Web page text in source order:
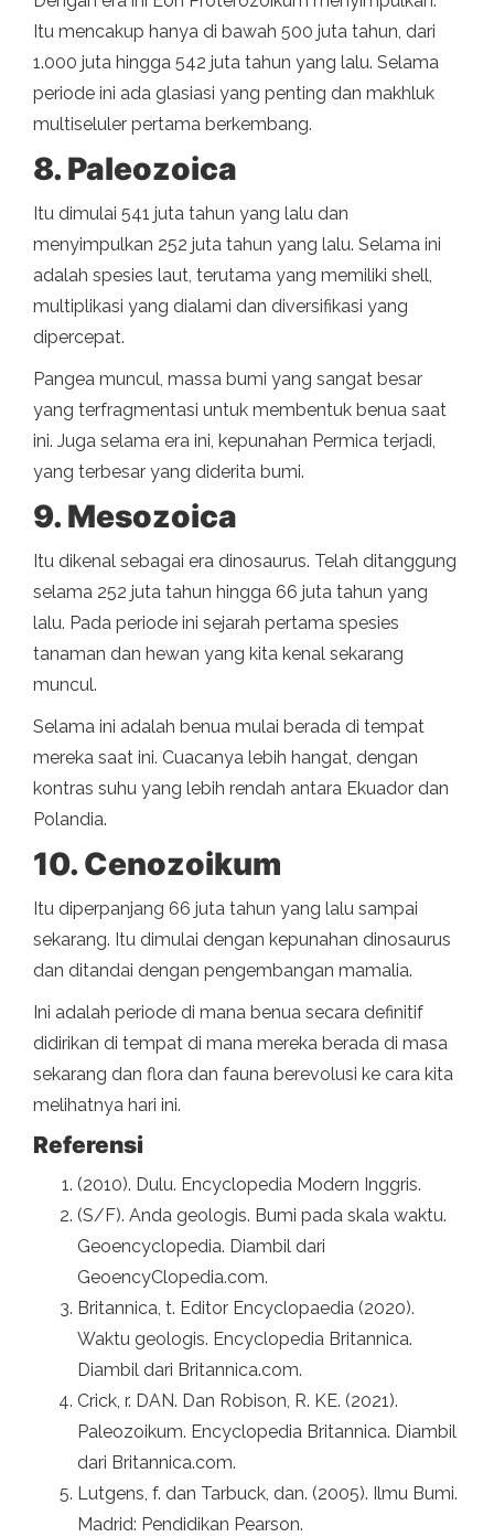
Itu mencakup hanya di bawah 500 juta tahun, dari
1.000 juta hingga 542 juta tahun yang lalu. Selama
periode ini ada glasiasi yang penting dan makhluk
multiseluler pertama berkembang.
8. Paleozoica
Itu dimulai 541 juta tahun yang lalu dan
menyimpulkan 252 juta tahun yang lalu. Selama ini
adalah spesies laut, terutama yang memiliki shell,
multiplikasi yang dialami dan diversifikasi yang
dipercepat.
Pangea muncul, massa bumi yang sangat besar
yang terfragmentasi untuk membentuk benua saat
ini. Juga selama era ini, kepunahan Permica terjadi,
yang terbesar yang diderita bumi.
9. Mesozoica
Itu dikenal sebagai era dinosaurus. Telah ditanggung
selama 252 juta tahun hingga 66 juta tahun yang
lalu. Pada periode ini sejarah pertama spesies
tanaman dan hewan yang kita kenal sekarang
muncul.
Selama ini adalah benua mulai berada di tempat
mereka saat ini. Cuacanya lebih hangat, dengan
kontras suhu yang lebih rendah antara Ekuador dan
Polandia.
10. Cenozoikum
Itu diperpanjang 66 juta tahun yang lalu sampai
sekarang. Itu dimulai dengan kepunahan dinosaurus
dan ditandai dengan pengembangan mamalia.
Ini adalah periode di mana benua secara definitif
didirikan di tempat di mana mereka berada di masa
sekarang dan flora dan fauna berevolusi ke cara kita
melihatnya hari ini.
Referensi
(2010). Dulu. Encyclopedia Modern Inggris.
(S/F). Anda geologis. Bumi pada skala waktu.
Geoencyclopedia. Diambil dari
GeoencyClopedia.com.
Britannica, t. Editor Encyclopaedia (2020).
Waktu geologis. Encyclopedia Britannica.
Diambil dari Britannica.com.
Crick, r. DAN. Dan Robison, R. KE. (2021).
Paleozoikum. Encyclopedia Britannica. Diambil
dari Britannica.com.
Lutgens, f. dan Tarbuck, dan. (2005). Ilmu Bumi.
Madrid: Pendidikan Pearson.